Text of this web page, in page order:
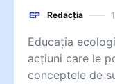
Redacția
Educația
acțiuni care le
conceptele de